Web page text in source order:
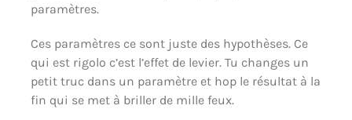
paramètres.
Ces paramètres ce sont juste des hypothèses. Ce
qui est rigolo c’est l’effet de levier. Tu changes un
petit truc dans un paramètre et hop le résultat à la
fin qui se met à briller de mille feux.